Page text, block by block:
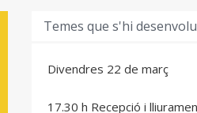
Temes que s'hi
Divendres 22 de març
17.30 h Recepció i